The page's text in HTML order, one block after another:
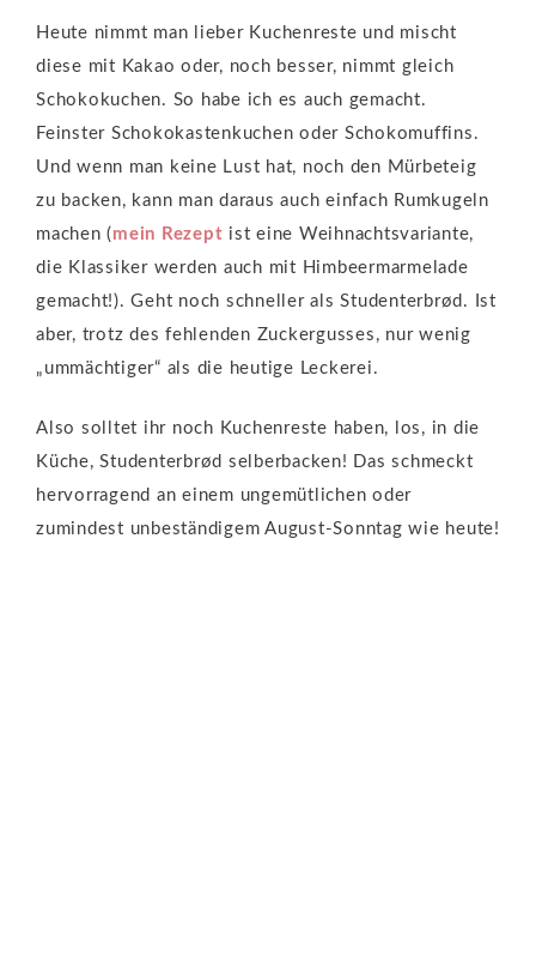
Heute nimmt man lieber Kuchenreste und mischt
diese mit Kakao oder, noch besser, nimmt gleich
Schokokuchen. So habe ich es auch gemacht.
Feinster Schokokastenkuchen oder Schokomuffins.
Und wenn man keine Lust hat, noch den Mürbeteig
zu backen, kann man daraus auch einfach Rumkugeln
machen ( mein Rezept ist eine Weihnachtsvariante,
die Klassiker werden auch mit Himbeermarmelade
gemacht!). Geht noch schneller als Studenterbrød. Ist
aber, trotz des fehlenden Zuckergusses, nur wenig
„ummächtiger“ als die heutige Leckerei.
Also solltet ihr noch Kuchenreste haben, los, in die
Küche, Studenterbrød selberbacken! Das schmeckt
hervorragend an einem ungemütlichen oder
zumindest unbeständigem August-Sonntag wie heute!